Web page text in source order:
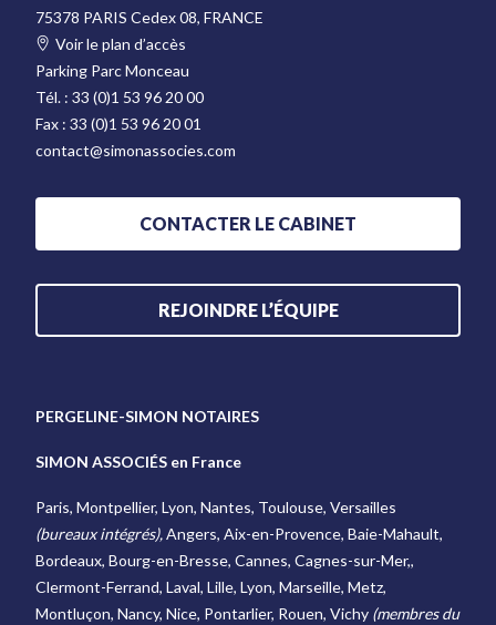
75378 PARIS Cedex 08, FRANCE
Voir le plan d’accès
Parking Parc Monceau
Tél. :33 (0)1 53 96 20 00
Fax :33 (0)1 53 96 20 01
contact@simonassocies.com
CONTACTER LE CABINET
REJOINDRE L’ÉQUIPE
PERGELINE-SIMON NOTAIRES
SIMON ASSOCIÉS en France
Paris, Montpellier, Lyon, Nantes, Toulouse, Versailles
(bureaux intégrés),Angers, Aix-en-Provence, Baie-Mahault,
Bordeaux, Bourg-en-Bresse, Cannes, Cagnes-sur-Mer,,
Clermont-Ferrand, Laval, Lille, Lyon, Marseille, Metz,
Montluçon, Nancy, Nice, Pontarlier, Rouen, Vichy (membres du